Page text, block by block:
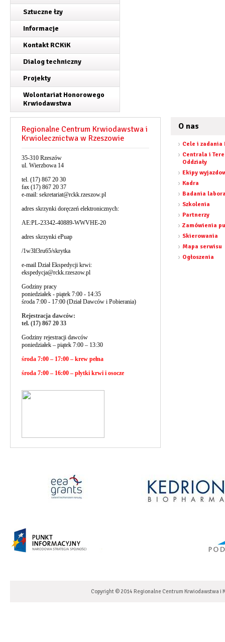
Sztuczne łzy
Informacje
Kontakt RCKiK
Dialog techniczny
Projekty
Wolontariat Honorowego
Krwiodawstwa
Regionalne Centrum Krwiodawstwa i
Krwiolecznictwa w Rzeszowie
35-310 Rzeszów
ul. Wierzbowa 14
tel. (17) 867 20 30
fax (17) 867 20 37
e-mail: sekretariat@rckk.rzeszow.pl
adres skrzynki doręczeń elektronicznych:
AE:PL-23342-40889-WWVHE-20
adres skrzynki ePuap
/1w3lf3ru65/skrytka
e-mail Dział Ekspedycji krwi:
ekspedycja@rckk.rzeszow.pl
Godziny pracy
poniedziałek - piątek 7:00 - 14:35
środa 7:00 - 17:00 (Dział Dawców i Pobierania)
Rejestracja dawców:
tel. (17) 867 20 33
Godziny rejestracji dawców
poniedziałek – piątek 7:00 – 13:30
środa 7:00 – 17:00 – krew pełna
środa 7:00 – 16:00 – płytki krwi i osocze
O nas
Cele i zadania
Centrala i
Oddziały
Ekipy
Kadra
Badania
Szkolenia
Partnerzy
Zamówienia
Skierowania
Mapa serwisu
Ogłoszenia
Copyright © 2014 Regionalne Centrum Krwiodawstwa